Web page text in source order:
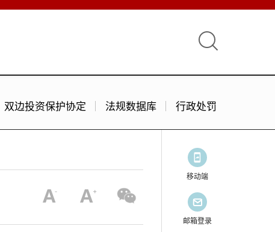
双边投资保护协定 法规数据库 行政处罚
移动端
邮箱登录